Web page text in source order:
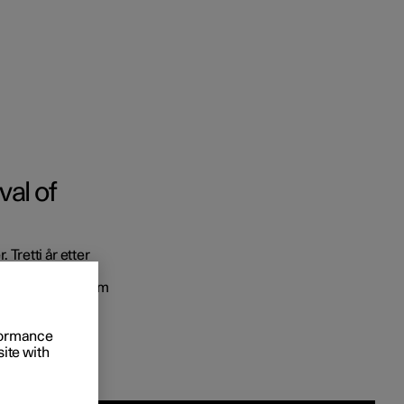
du
of
Tretti år etter
for å vise frem
for
with